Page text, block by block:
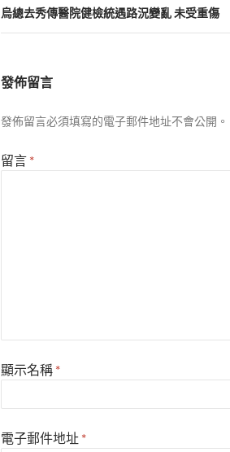
覽
烏總去秀傳醫院健檢統遇路況變亂 未受重傷
發佈留言
發佈留言必須填寫的電子郵件地址不會公開。
留言 *
顯示名稱 *
電子郵件地址 *